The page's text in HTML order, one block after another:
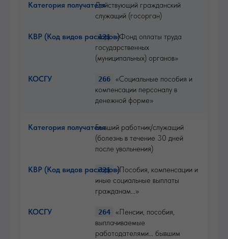
Действующий гражданский
служащий (госорган)
121 «Фонд оплаты труда
государственных
(муниципальных) органов»
266
«Социальные пособия и
компенсации персоналу в
денежной форме»
Бывший работник/служащий
(болезнь в течение 30 дней
после увольнения)
321 «Пособия, компенсации и
иные социальные выплаты
гражданам...»
264
«Пенсии, пособия,
выплачиваемые
работодателями... бывшим